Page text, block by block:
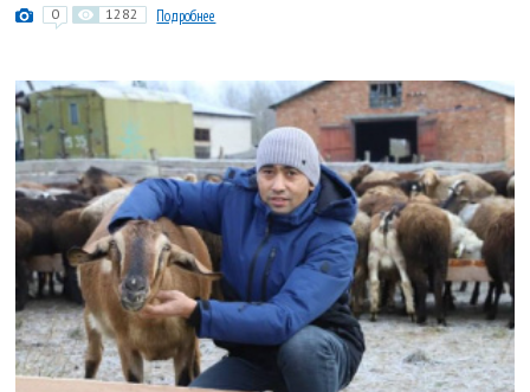
0 1282 Подробнее